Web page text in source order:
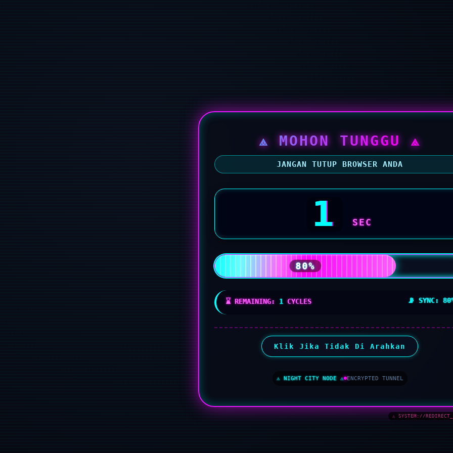
⟁ MOHON TUNGGU ⟁
JANGAN TUTUP BROWSER ANDA
1 SEC
80%
⌛ REMAINING: 1 CYCLES 📡 SYNC:
Klik Jika Tidak Di Arahkan
⚠ NIGHT CITY NODE ⚠ ENCRYPTED TUNNEL